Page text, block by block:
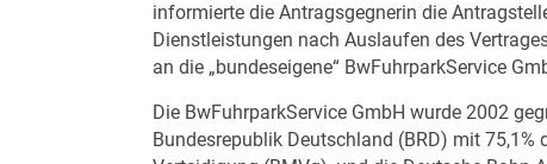
informierte die Antragsgegnerin die
Dienstleistungen nach Auslaufen des
an die „bundeseigene“ BwFuhrparkService
Die BwFuhrparkService GmbH wurde 2002
Bundesrepublik Deutschland (BRD) mit